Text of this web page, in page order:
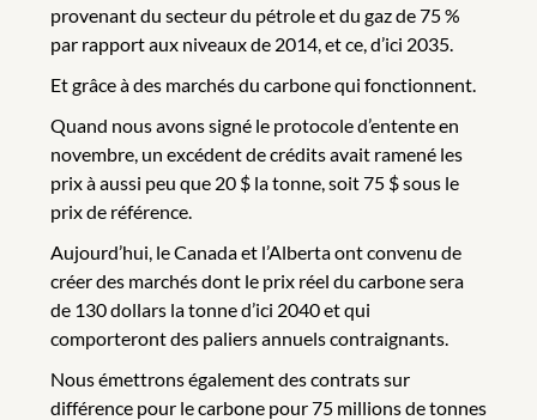
provenant du secteur du pétrole et du gaz de 75 %
par rapport aux niveaux de 2014, et ce, d’ici 2035.
Et grâce à des marchés du carbone qui fonctionnent.
Quand nous avons signé le protocole d’entente en
novembre, un excédent de crédits avait ramené les
prix à aussi peu que 20 $ la tonne, soit 75 $ sous le
prix de référence.
Aujourd’hui, le Canada et l’Alberta ont convenu de
créer des marchés dont le prix réel du carbone sera
de 130 dollars la tonne d’ici 2040 et qui
comporteront des paliers annuels contraignants.
Nous émettrons également des contrats sur
différence pour le carbone pour 75 millions de tonnes